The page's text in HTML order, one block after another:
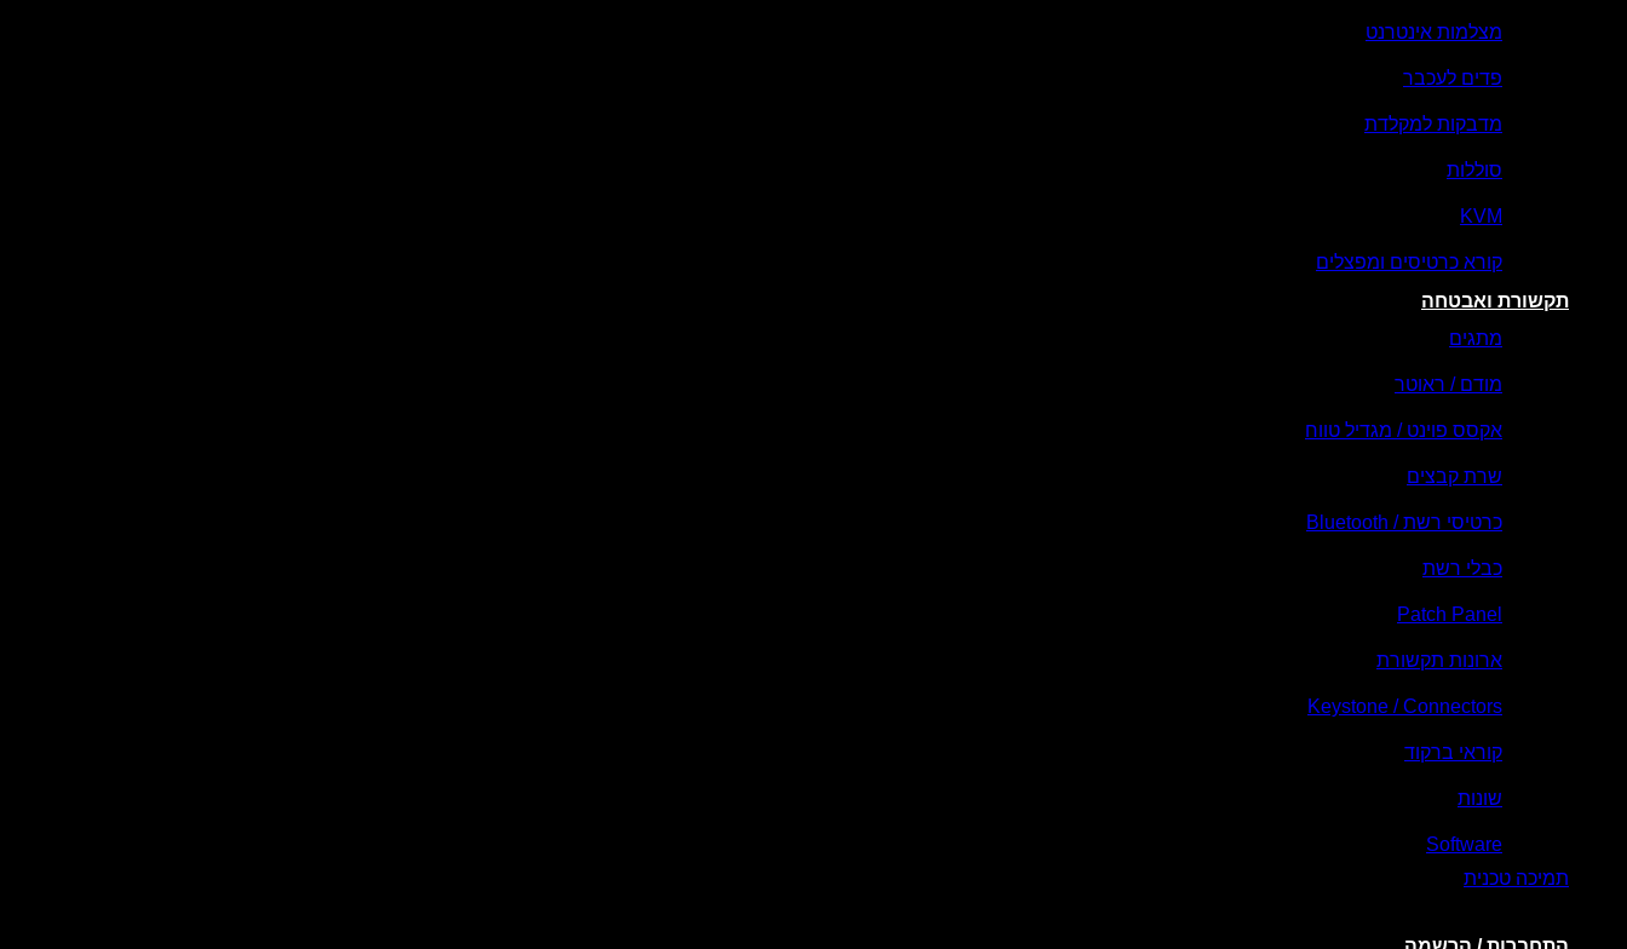
מצלמות אינטרנט
פדים לעכבר
מדבקות למקלדת
סוללות
KVM
קורא כרטיסים ומפצלים
תקשורת ואבטחה
מתגים
מודם / ראוטר
אקסס פוינט / מגדיל טווח
שרת קבצים
כרטיסי רשת / Bluetooth
כבלי רשת
Patch Panel
ארונות תקשורת
Keystone / Connectors
קוראי ברקוד
שונות
Software
תמיכה טכנית